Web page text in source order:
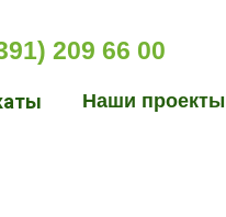
209 66 00
Наши проекты